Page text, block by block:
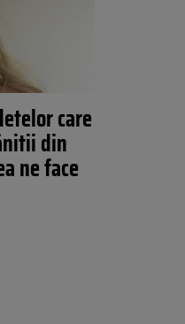
care
din
ne face